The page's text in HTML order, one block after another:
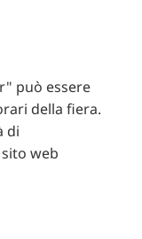
può essere
della fiera.
di
web